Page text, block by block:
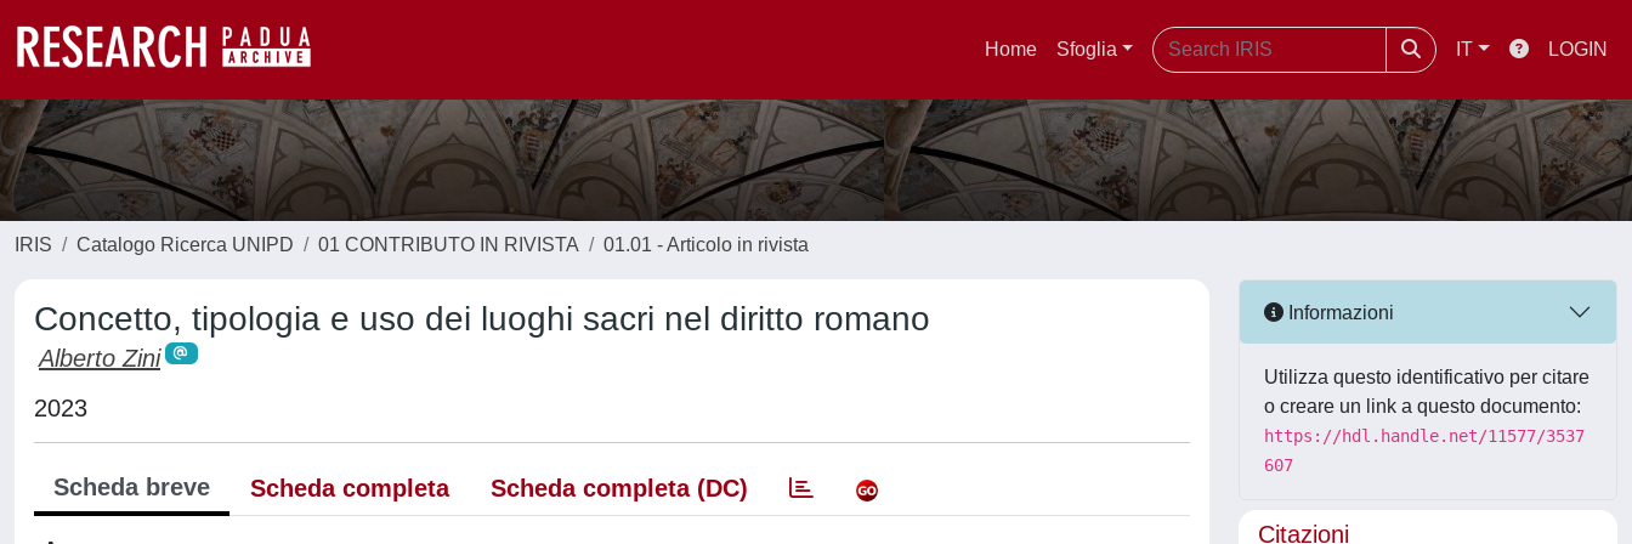
Home Sfoglia IT LOGIN
IRIS Catalogo Ricerca UNIPD 01 CONTRIBUTO IN RIVISTA 01.01 - Articolo in rivista
Concetto, tipologia e uso dei luoghi sacri nel diritto romano
Alberto Zini
2023
Scheda breve Scheda completa Scheda completa (DC)
Informazioni
Utilizza questo identificativo per citare
o creare un link a questo documento:
https://hdl.handle.net/11577/3537
607
Citazioni